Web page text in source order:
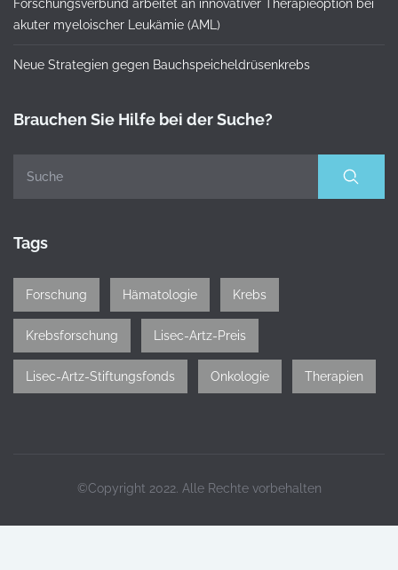
Forschungsverbund arbeitet an innovativer Therapieoption bei
akuter myeloischer Leukämie (AML)
Neue Strategien gegen Bauchspeicheldrüsenkrebs
Brauchen Sie Hilfe bei der Suche?
Tags
Forschung Hämatologie Krebs
Krebsforschung Lisec-Artz-Preis
Lisec-Artz-Stiftungsfonds Onkologie Therapien
©Copyright 2022. Alle Rechte vorbehalten